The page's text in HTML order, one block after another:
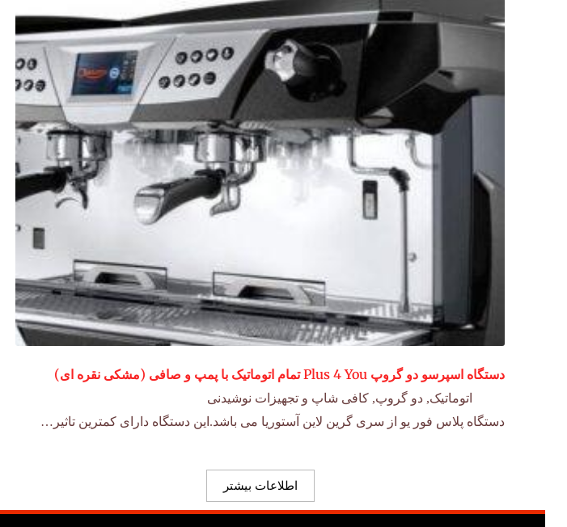
دستگاه اسپرسو دو گروپ Plus 4 You تمام اتوماتیک با پمپ و صافی (مشکی نقره ای)
اتوماتیک, دو گروپ, کافی شاپ و تجهیزات نوشیدنی
دستگاه پلاس فور یو از سری گرین لاین آستوریا می باشد.این دستگاه دارای کمترین تاثیر…
اطلاعات بیشتر